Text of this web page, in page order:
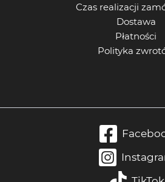
Czas realizacji
Dostawa
Płatności
Polityka